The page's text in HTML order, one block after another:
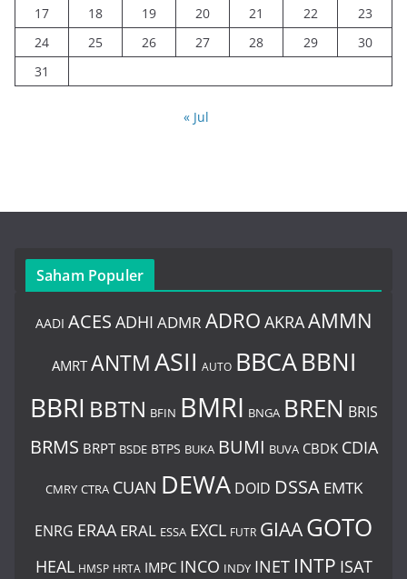
17
18 19 20 21 22
23
24
25 26 27 28 29
30
31
« Jul
Saham Populer
AADI ACES ADHI ADMR ADRO AKRAAMMN
AMRT ANTMASII AUTO BBCABBNI
BBRI BBTN BFIN BMRI BNGA BREN BRIS
BRMS BRPT BSDE BTPS BUKA BUMI BUVA CBDK CDIA
CMRY CTRA CUAN DEWA DOID DSSA EMTK
ENRG ERAA ERAL ESSA EXCL FUTR GIAAGOTO
HEAL HMSP HRTA IMPC INCO INDY INET INTP ISAT